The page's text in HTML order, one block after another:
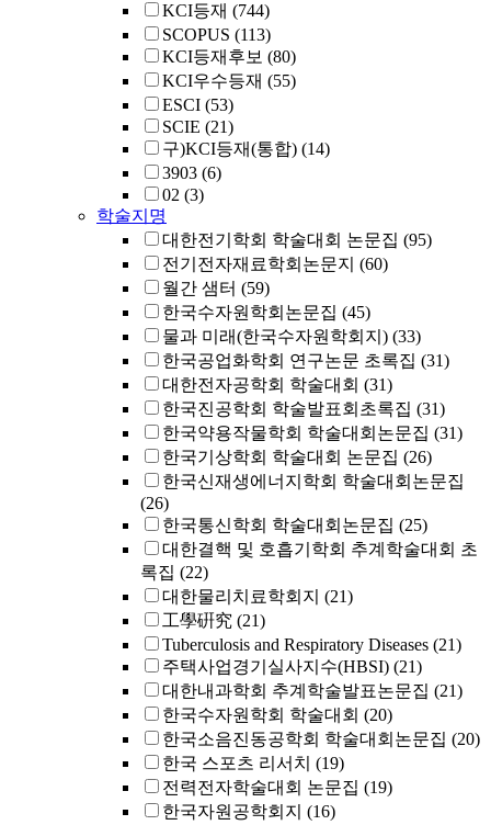
KCI등재 (744)
SCOPUS (113)
KCI등재후보 (80)
KCI우수등재 (55)
ESCI (53)
SCIE (21)
구)KCI등재(통합) (14)
3903 (6)
02 (3)
학술지명
대한전기학회 학술대회 논문집 (95)
전기전자재료학회논문지 (60)
월간 샘터 (59)
한국수자원학회논문집 (45)
물과 미래(한국수자원학회지) (33)
한국공업화학회 연구논문 초록집 (31)
대한전자공학회 학술대회 (31)
한국진공학회 학술발표회초록집 (31)
한국약용작물학회 학술대회논문집 (31)
한국기상학회 학술대회 논문집 (26)
한국신재생에너지학회 학술대회논문집
(26)
한국통신학회 학술대회논문집 (25)
대한결핵 및 호흡기학회 추계학술대회 초
록집 (22)
대한물리치료학회지 (21)
工學硏究 (21)
Tuberculosis and Respiratory Diseases (21)
주택사업경기실사지수(HBSI) (21)
대한내과학회 추계학술발표논문집 (21)
한국수자원학회 학술대회 (20)
한국소음진동공학회 학술대회논문집 (20)
한국 스포츠 리서치 (19)
전력전자학술대회 논문집 (19)
한국자원공학회지 (16)